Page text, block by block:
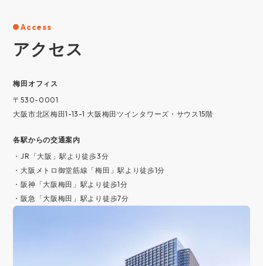
Access
アクセス
梅⽥オフィス
〒530-0001
大阪市北区梅田1-13-1 大阪梅田ツインタワーズ・サウス15階
各駅からの交通案内
・JR「大阪」駅より徒歩3分
・大阪メトロ御堂筋線「梅田」駅より徒歩1分
・阪神「大阪梅田」駅より徒歩1分
・阪急「大阪梅田」駅より徒歩7分